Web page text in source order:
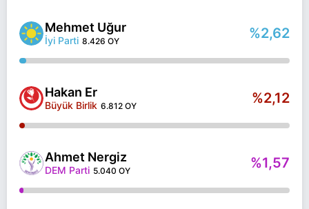
Mehmet Uğur
İyi Parti 8.426 OY %2,62
Hakan Er
Büyük Birlik 6.812 OY %2,12
Ahmet Nergiz
DEM Parti 5.040 OY %1,57